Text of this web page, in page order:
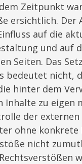
Zeitpunkt
ersichtlich. Der
auf die
und auf
Seiten. Das
bedeutet nicht,
hinter dem
Inhalte zu eigen
der externen
ohne konkrete
nicht